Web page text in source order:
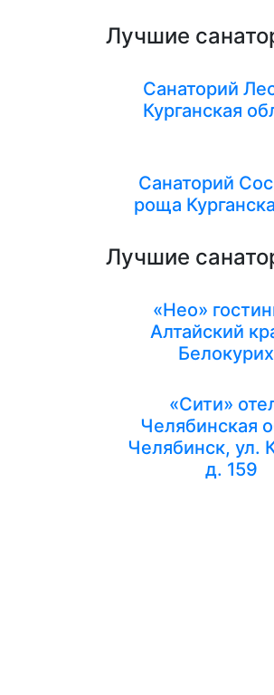
Лучшие
Санаторий
Курганская
Санаторий
роща
Лучшие
«Нео»
Алтайский
«Сити»
Челябинская
Челябинск, ул.
д. 159